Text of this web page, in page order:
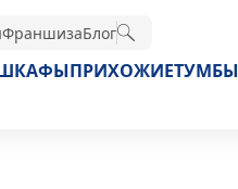
ФраншизаБлог
ПРИХОЖИЕТУМБЫ